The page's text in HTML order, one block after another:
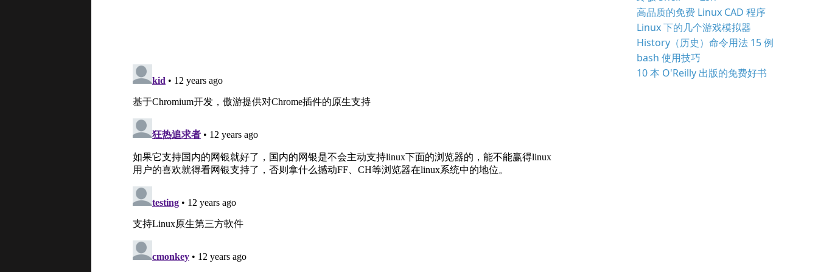
高品质的免费 Linux CAD 程序
Linux 下的几个游戏模拟器
History（历史）命令用法 15 例
bash 使用技巧
10 本 O'Reilly 出版的免费好书